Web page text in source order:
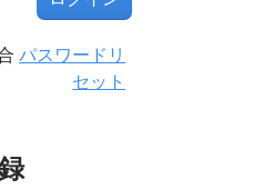
パスワードリ
セット